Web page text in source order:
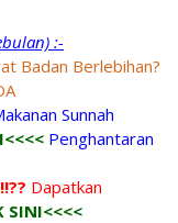
:-
Badan Berlebihan?
Sunnah
Penghantaran
Dapatkan
SINI<<<<